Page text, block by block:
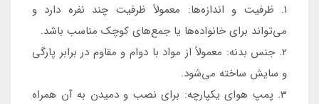
1. ظرفیت و اندازه‌ها: معمولاً ظرفیت چند نفره دارد و
می‌تواند برای خانواده‌ها یا جمع‌های کوچک مناسب باشد.
2. جنس بدنه: معمولاً از مواد با دوام و مقاوم در برابر پارگی
و سایش ساخته می‌شود.
3. پمپ هوای یکپارچه: برای نصب و دمیدن به آن همراه